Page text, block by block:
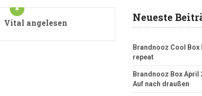
Vital angelesen Neueste
Brandnooz Cool
repeat
Brandnooz Box April
Auf nach draußen